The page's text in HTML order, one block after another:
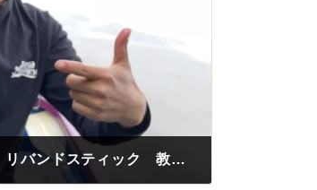
しょうご様 ブラックバス51センチ リバンドスティック 教会前